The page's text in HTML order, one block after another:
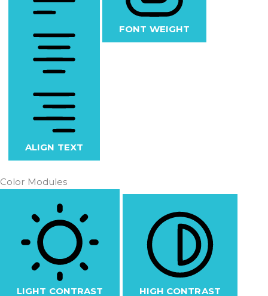
ALIGN TEXT
FONT WEIGHT
Color Modules
LIGHT CONTRAST HIGH CONTRAST